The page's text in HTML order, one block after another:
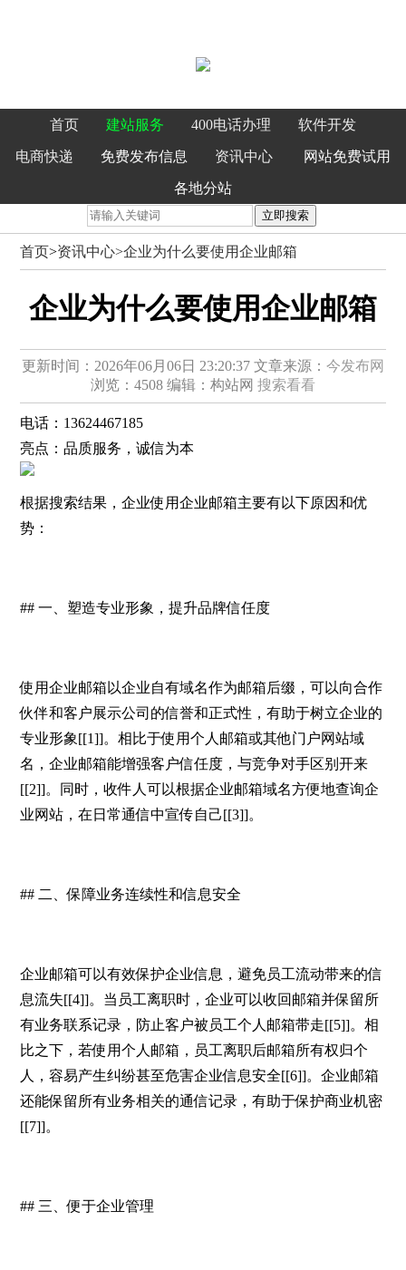
首页 建站服务 400电话办理 软件开发
电商快递 免费发布信息 资讯中心 网站免费试用
各地分站
立即搜索
首页>资讯中心>企业为什么要使用企业邮箱
企业为什么要使用企业邮箱
更新时间：2026年06月06日 23:20:37 文章来源： 今发布网
浏览：4508 编辑：构站网 搜索看看
电话： 13624467185
亮点：品质服务，诚信为本
根据搜索结果，企业使用企业邮箱主要有以下原因和优
势：
## 一、塑造专业形象，提升品牌信任度
使用企业邮箱以企业自有域名作为邮箱后缀，可以向合作
伙伴和客户展示公司的信誉和正式性，有助于树立企业的
专业形象[[1]]。相比于使用个人邮箱或其他门户网站域
名，企业邮箱能增强客户信任度，与竞争对手区别开来
[[2]]。同时，收件人可以根据企业邮箱域名方便地查询企
业网站，在日常通信中宣传自己[[3]]。
## 二、保障业务连续性和信息安全
企业邮箱可以有效保护企业信息，避免员工流动带来的信
息流失[[4]]。当员工离职时，企业可以收回邮箱并保留所
有业务联系记录，防止客户被员工个人邮箱带走[[5]]。相
比之下，若使用个人邮箱，员工离职后邮箱所有权归个
人，容易产生纠纷甚至危害企业信息安全[[6]]。企业邮箱
还能保留所有业务相关的通信记录，有助于保护商业机密
[[7]]。
## 三、便于企业管理